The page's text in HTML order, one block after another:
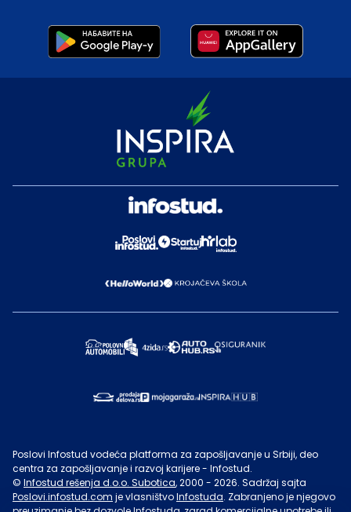
Poslovi Infostud vodeća platforma za zapošljavanje u Srbiji, deo
centra za zapošljavanje i razvoj karijere - Infostud.
© Infostud rešenja d.o.o. Subotica, 2000 - 2026. Sadržaj sajta
Poslovi.infostud.com je vlasništvoInfostuda. Zabranjeno je njegovo